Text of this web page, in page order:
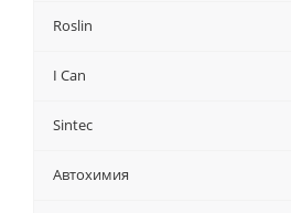
Roslin
I Can
Sintec
Автохимия